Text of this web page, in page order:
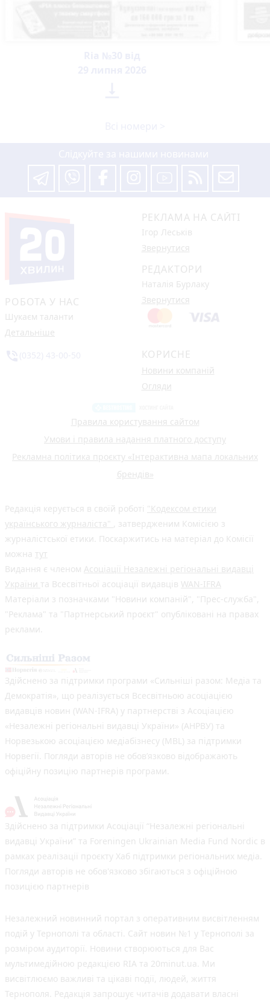
РОБОТА У НАС
Шукаєм таланти
Детальніше
РЕКЛАМА НА САЙТІ
Ігор Леськів
Звернутися
РЕДАКТОРИ
Наталія Бурлаку
Звернутися
КОРИСНЕ
Новини компаній
Огляди
Правила користування сайтом
Умови і правила надання платного доступу
Рекламна політика проєкту «Інтерактивна мапа локальних
брендів»
Редакція керується в своїй роботі "Кодексом етики
українського журналіста"
, затвердженим Комісією з
журналістської етики. Поскаржитись на матеріал до Комісії
можна тут
Видання є членом Асоціації Незалежні регіональні видавці
України та Всесвітньої асоціації видавців WAN-IFRA
Матеріали з позначками "Новини компаній", "Прес-служба",
"Реклама" та "Партнерський проєкт" опубліковані на правах
реклами.
Здійснено за підтримки програми «Сильніші разом: Медіа та
Демократія», що реалізується Всесвітньою асоціацією
видавців новин (WAN-IFRA) у партнерстві з Асоціацією
«Незалежні регіональні видавці України» (АНРВУ) та
Норвезькою асоціацією медіабізнесу (MBL) за підтримки
Норвегії. Погляди авторів не обов’язково відображають
офіційну позицію партнерів програми.
Здійснено за підтримки Асоціації “Незалежні регіональні
видавці України” та Foreningen Ukrainian Media Fund Nordic в
рамках реалізації проєкту Хаб підтримки регіональних медіа.
Погляди авторів не обов'язково збігаються з офіційною
позицією партнерів
Незалежний новинний портал з оперативним висвітленням
подій у Тернополі та області. Сайт новин №1 у Тернополі за
розміром аудиторії. Новини створюються для Вас
мультимедійною редакцією RIA та 20minut.ua. Ми
висвітлюємо важливі та цікаві події, людей, життя
Тернополя. Редакція запрошує читачів додавати власні